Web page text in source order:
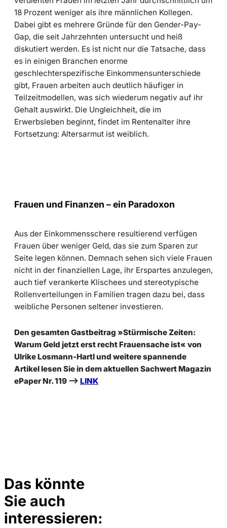
18 Prozent weniger als ihre männlichen Kollegen.
Dabei gibt es mehrere Gründe für den Gender-Pay-
Gap, die seit Jahrzehnten untersucht und heiß
diskutiert werden. Es ist nicht nur die Tatsache, dass
es in einigen Branchen enorme
geschlechterspezifische Einkommensunterschiede
gibt, Frauen arbeiten auch deutlich häufiger in
Teilzeitmodellen, was sich wiederum negativ auf ihr
Gehalt auswirkt. Die Ungleichheit, die im
Erwerbsleben beginnt, findet im Rentenalter ihre
Fortsetzung: Altersarmut ist weiblich.
Frauen und Finanzen – ein Paradoxon
Aus der Einkommensschere resultierend verfügen
Frauen über weniger Geld, das sie zum Sparen zur
Seite legen können. Demnach sehen sich viele Frauen
nicht in der finanziellen Lage, ihr Erspartes anzulegen,
auch tief verankerte Klischees und stereotypische
Rollenverteilungen in Familien tragen dazu bei, dass
weibliche Personen seltener investieren.
Den gesamten Gastbeitrag »Stürmische Zeiten:
Warum Geld jetzt erst recht Frauensache ist« von
Ulrike Losmann-Hartl und weitere spannende
Artikel lesen Sie in dem aktuellen Sachwert Magazin
ePaper Nr. 119 –> LINK
Das könnte
Sie auch
interessieren: